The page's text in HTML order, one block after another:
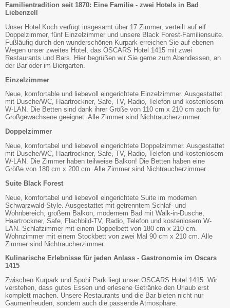
Familientradition seit 1870: Eine Familie - zwei Hotels in Bad
Liebenzell
Unser Hotel Koch verfügt insgesamt über 17 Zimmer, verteilt auf elf
Doppelzimmer, fünf Einzelzimmer und unsere Black Forest-Familiensuite.
Fußläufig durch den wunderschönen Kurpark erreichen Sie auf ebenen
Wegen unser zweites Hotel, das OSCARS Hotel 1415 mit zwei
Restaurants und Bars. Hier begrüßen wir Sie gerne zum Abendessen, an
der Bar oder im Biergarten.
Einzelzimmer
Neue, komfortable und liebevoll eingerichtete Einzelzimmer. Ausgestattet
mit Dusche/WC, Haartrockner, Safe, TV, Radio, Telefon und kostenlosem
W-LAN. Die Betten sind dank ihrer Größe von 110 cm x 210 cm auch für
Großgewachsene geeignet. Alle Zimmer sind Nichtraucherzimmer.
Doppelzimmer
Neue, komfortabel und liebevoll eingerichtete Doppelzimmer. Ausgestattet
mit Dusche/WC, Haartrockner, Safe, TV, Radio, Telefon und kostenlosem
W-LAN. Die Zimmer haben teilweise Balkon! Die Betten haben eine
Größe von 180 cm x 200 cm. Alle Zimmer sind Nichtraucherzimmer.
Suite Black Forest
Neue, komfortabel und liebevoll eingerichtete Suite im modernen
Schwarzwald-Style. Ausgestattet mit getrenntem Schlaf- und
Wohnbereich, großem Balkon, modernem Bad mit Walk-in-Dusche,
Haartrockner, Safe, Flachbild-TV, Radio, Telefon und kostenlosem W-
LAN. Schlafzimmer mit einem Doppelbett von 180 cm x 210 cm.
Wohnzimmer mit einem Stockbett von zwei Mal 90 cm x 210 cm. Alle
Zimmer sind Nichtraucherzimmer.
Kulinarische Erlebnisse für jeden Anlass - Gastronomie im Oscars
1415
Zwischen Kurpark und Spohi Park liegt unser OSCARS Hotel 1415. Wir
verstehen, dass gutes Essen und erlesene Getränke den Urlaub erst
komplett machen. Unsere Restaurants und die Bar bieten nicht nur
Gaumenfreuden, sondern auch die passende Atmosphäre.